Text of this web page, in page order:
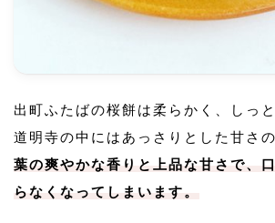
出町ふたばの桜餅は柔らかく、しっ
道明寺の中にはあっさりとした甘さ
葉の爽やかな香りと上品な甘さで、
らなくなってしまいます。